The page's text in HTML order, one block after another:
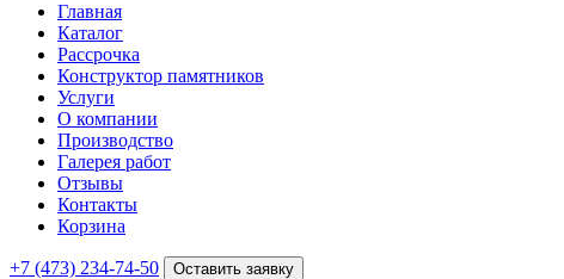
Главная
Каталог
Рассрочка
Конструктор памятников
Услуги
О компании
Производство
Галерея работ
Отзывы
Контакты
Корзина
+7 (473) 234-74-50 Оставить заявку